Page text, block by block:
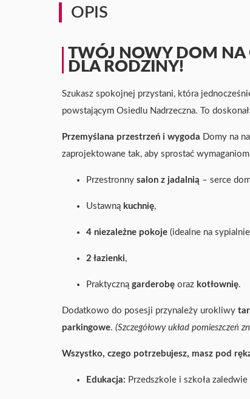
OPIS
TWÓJ NOWY DOM NA
DLA RODZINY!
Szukasz spokojnej przystani, która
powstającym Osiedlu Nadrzeczna. To
Przemyślana przestrzeń i wygoda Domy na
zaprojektowane tak, aby sprostać
Przestronny salon z jadalnią – serce
Ustawną kuchnię,
4 niezależne pokoje (idealne na
2 łazienki,
Praktyczną garderobę oraz kotłownię.
Dodatkowo do posesji przynależy urokliwy
parkingowe. (Szczegółowy układ pomieszczeń
Wszystko, czego potrzebujesz, masz pod
Edukacja: Przedszkole i szkoła zaledwie